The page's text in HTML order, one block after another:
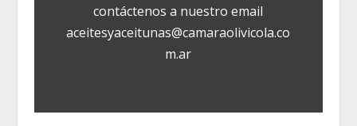
contáctenos a nuestro email
aceitesyaceitunas@camaraolivicola.co
m.ar